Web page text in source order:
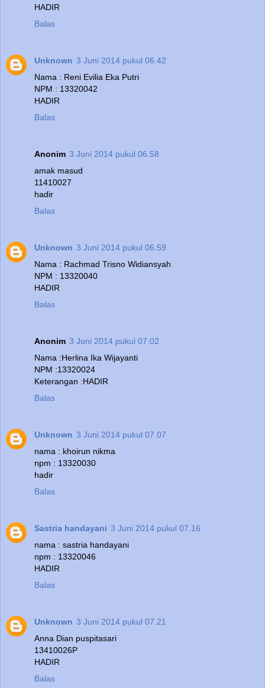
HADIR
Balas
Unknown 3 Juni 2014 pukul 06.42
Nama : Reni Evilia Eka Putri
NPM : 13320042
HADIR
Balas
Anonim 3 Juni 2014 pukul 06.58
amak masud
11410027
hadir
Balas
Unknown 3 Juni 2014 pukul 06.59
Nama : Rachmad Trisno Widiansyah
NPM : 13320040
HADIR
Balas
Anonim 3 Juni 2014 pukul 07.02
Nama :Herlina Ika Wijayanti
NPM :13320024
Keterangan :HADIR
Balas
Unknown 3 Juni 2014 pukul 07.07
nama : khoirun nikma
npm : 13320030
hadir
Balas
Sastria handayani 3 Juni 2014 pukul 07.16
nama : sastria handayani
npm : 13320046
HADIR
Balas
Unknown 3 Juni 2014 pukul 07.21
Anna Dian puspitasari
13410026P
HADIR
Balas